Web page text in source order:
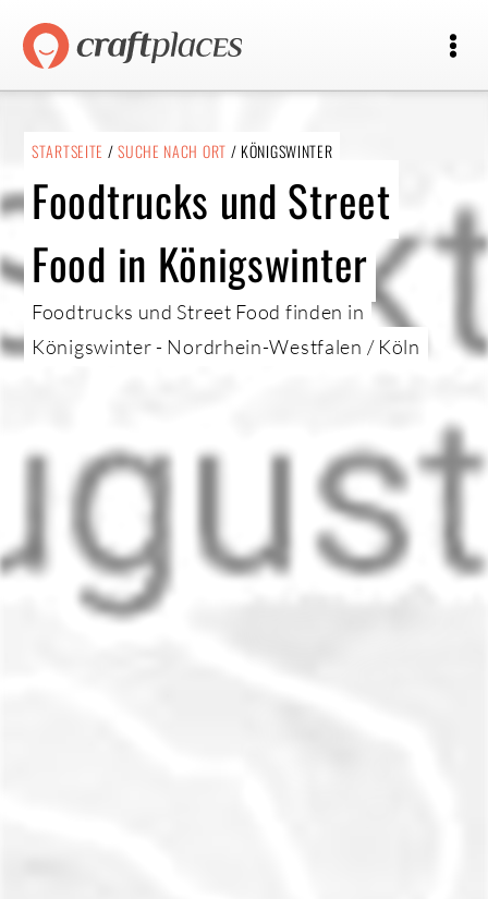
STARTSEITE /SUCHE NACH ORT / KÖNIGSWINTER
Foodtrucks und Street
Food in Königswinter
Foodtrucks und Street Food finden in
Königswinter - Nordrhein-Westfalen / Köln